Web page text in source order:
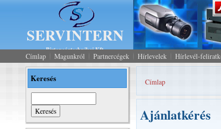
SERVINTERN
Biztonságtechnikai Kft.
Címlap Magunkról Partnercégek Hírlevelek Hírlevél-
Keresés
Jelenlegi hely
Címlap
Ajánlatkérés